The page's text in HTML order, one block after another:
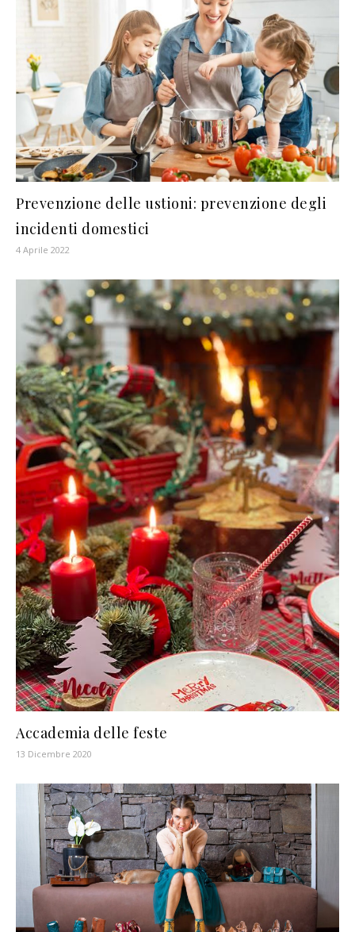
Prevenzione delle ustioni: prevenzione degli
incidenti domestici
4 Aprile 2022
Accademia delle feste
13 Dicembre 2020